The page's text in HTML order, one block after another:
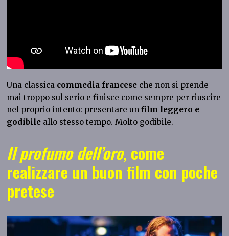
Una classica commedia francese che non si prende
mai troppo sul serio e finisce come sempre per riuscire
nel proprio intento: presentare unfilm leggero e
godibile allo stesso tempo. Molto godibile.
Il profumo dell’oro, come
realizzare un buon film con poche
pretese